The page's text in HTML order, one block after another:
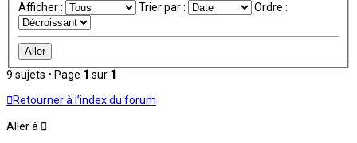
Afficher : Trier par : Ordre :
9 sujets • Page 1 sur 1
Retourner à l’index du forum
Aller à